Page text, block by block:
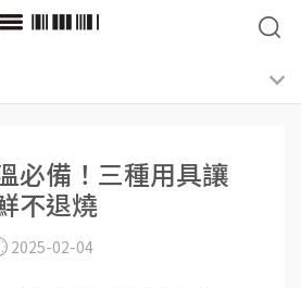
必備！三種用具讓
不退燒
2025-02-04